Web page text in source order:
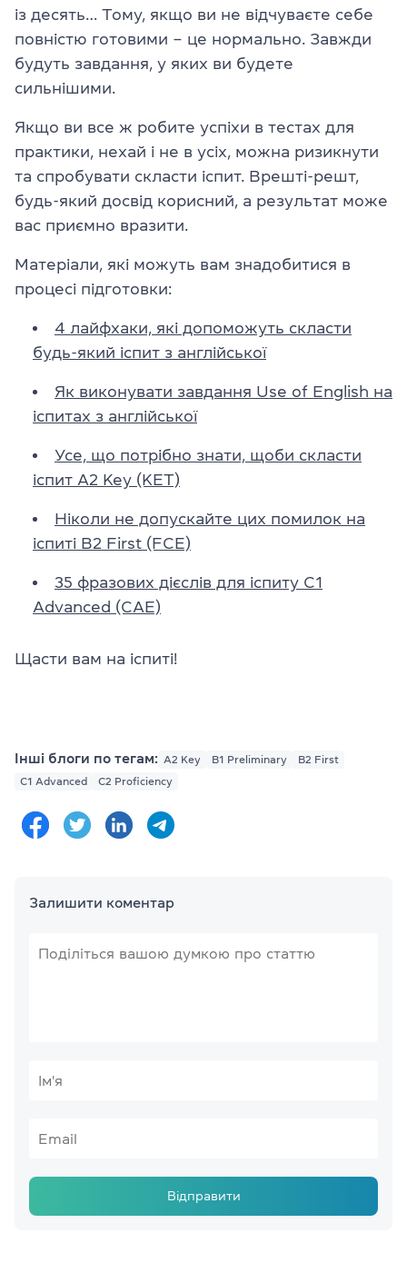
із десять… Тому, якщо ви не відчуваєте себе
повністю готовими – це нормально. Завжди
будуть завдання, у яких ви будете
сильнішими.
Якщо ви все ж робите успіхи в тестах для
практики, нехай і не в усіх, можна ризикнути
та спробувати скласти іспит. Врешті-решт,
будь-який досвід корисний, а результат може
вас приємно вразити.
Матеріали, які можуть вам знадобитися в
процесі підготовки:
4 лайфхаки, які допоможуть скласти
будь-який іспит з англійської
Як виконувати завдання Use of English на
іспитах з англійської
Усе, що потрібно знати, щоби скласти
іспит A2 Key (KET)
Ніколи не допускайте цих помилок на
іспиті B2 First (FCE)
35 фразових дієслів для іспиту C1
Advanced (CAE)
Щасти вам на іспиті!
Інші блоги по тегам: A2 Key B1 Preliminary
B2 First
C1 Advanced
C2 Proficiency
Залишити коментар
Відправити